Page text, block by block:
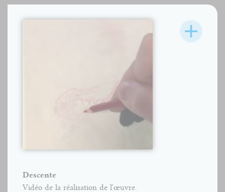
Descente
Vidéo de la réalisation de l'œuvre.